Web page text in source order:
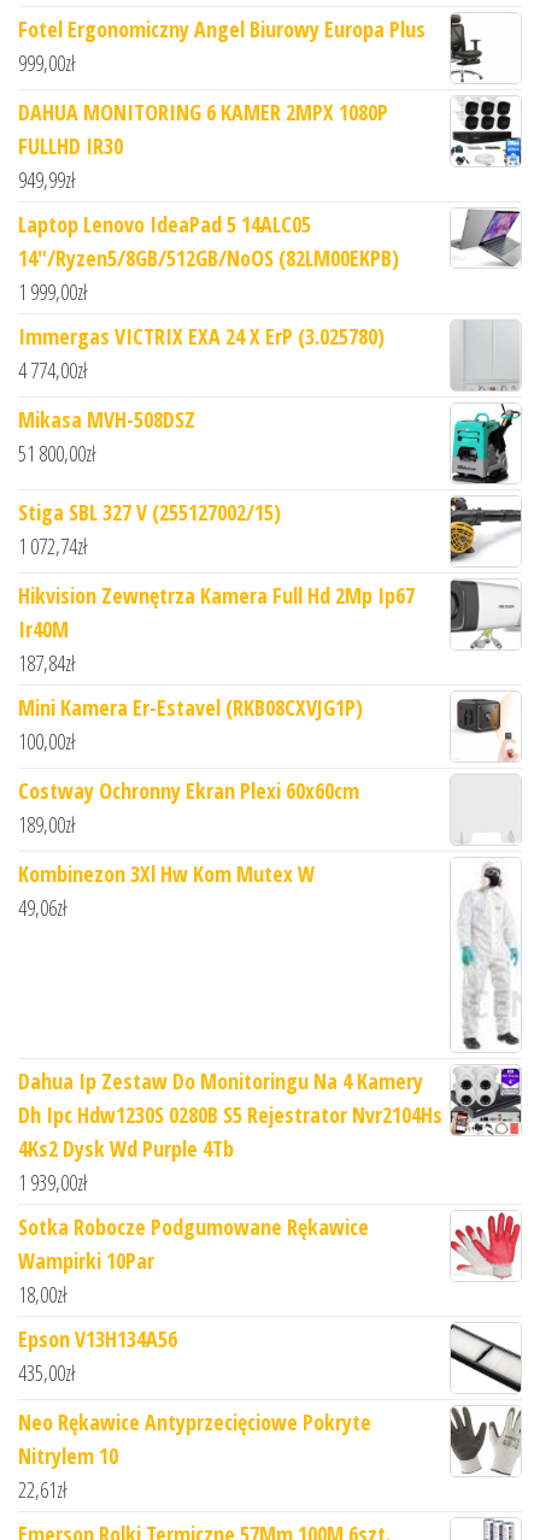
Fotel Ergonomiczny Angel Biurowy Europa Plus
999,00zł
DAHUA MONITORING 6 KAMER 2MPX 1080P
FULLHD IR30
949,99zł
Laptop Lenovo IdeaPad 5 14ALC05
14"/Ryzen5/8GB/512GB/NoOS (82LM00EKPB)
1 999,00zł
Immergas VICTRIX EXA 24 X ErP (3.025780)
4 774,00zł
Mikasa MVH-508DSZ
51 800,00zł
Stiga SBL 327 V (255127002/15)
1 072,74zł
Hikvision Zewnętrza Kamera Full Hd 2Mp Ip67
Ir40M
187,84zł
Mini Kamera Er-Estavel (RKB08CXVJG1P)
100,00zł
Costway Ochronny Ekran Plexi 60x60cm
189,00zł
Kombinezon 3Xl Hw Kom Mutex W
49,06zł
Dahua Ip Zestaw Do Monitoringu Na 4 Kamery
Dh Ipc Hdw1230S 0280B S5 Rejestrator Nvr2104Hs
4Ks2 Dysk Wd Purple 4Tb
1 939,00zł
Sotka Robocze Podgumowane Rękawice
Wampirki 10Par
18,00zł
Epson V13H134A56
435,00zł
Neo Rękawice Antyprzecięciowe Pokryte
Nitrylem 10
22,61zł
Emerson Rolki Termiczne 57Mm 100M 6szt.